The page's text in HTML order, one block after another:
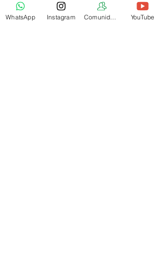
WhatsApp Instagram YouTube